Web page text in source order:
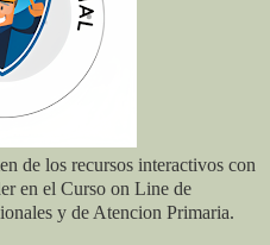
de los recursos interactivos con
en el Curso on Line de
y de Atencion Primaria.